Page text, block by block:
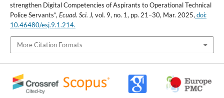
strengthen Digital Competencies of Aspirants to Operational Technical
Police Servants”, Ecuad. Sci. J, vol. 9, no. 1, pp. 21–30, Mar. 2025, doi:
10.46480/esj.9.1.214.
More Citation Formats